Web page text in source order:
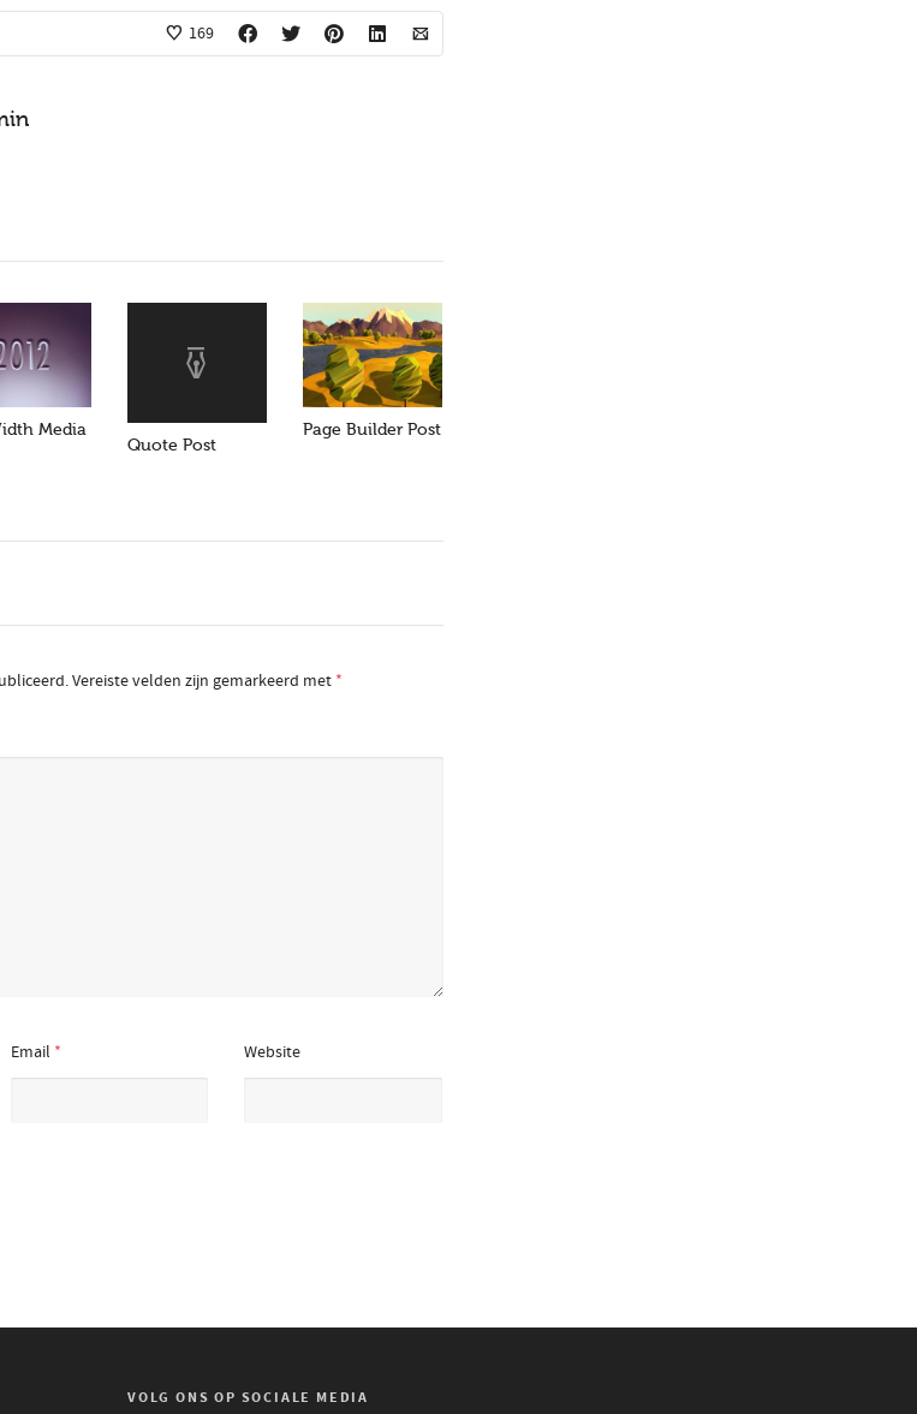
169
Media
Quote Post
Page Builder Post
Vereiste velden zijn gemarkeerd met *
Email * Website
VOLG ONS OP SOCIALE MEDIA